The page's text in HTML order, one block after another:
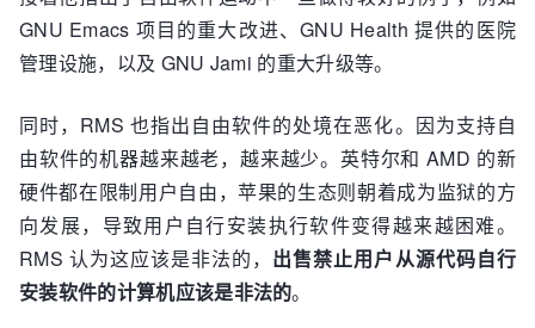
GNU Emacs 项目的重大改进、GNU Health 提供的医院
管理设施，以及 GNU Jami 的重大升级等。
同时，RMS 也指出自由软件的处境在恶化。因为支持自
由软件的机器越来越老，越来越少。英特尔和 AMD 的新
硬件都在限制用户自由，苹果的生态则朝着成为监狱的方
向发展，导致用户自行安装执行软件变得越来越困难。
RMS 认为这应该是非法的， 出售禁止用户从源代码自行
安装软件的计算机应该是非法的。